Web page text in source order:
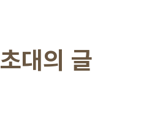
초대의 글